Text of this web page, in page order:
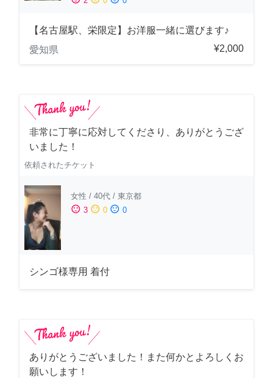
【名古屋駅、栄限定】お洋服一緒に選びます♪
愛知県
¥2,000
非常に丁寧に応対してくださり、ありがとうござ
いました！
依頼されたチケット
女性 / 40代 / 東京都
sentiment_satisfied 3 sentiment_neutral 0 sentiment_dissatisfied 0
シンゴ様専用 着付
ありがとうございました！また何かとよろしくお
願いします！